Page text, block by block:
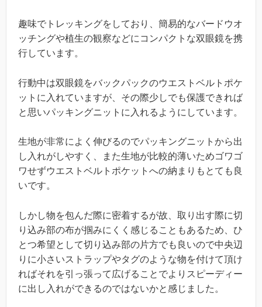
趣味でトレッキングをしており、簡易的なバードウオ
ッチングや植生の観察などにコンパクトな双眼鏡を携
行しています。
行動中は双眼鏡をバックパックのウエストベルトポケ
ットに入れていますが、その際少しでも保護できれば
と思いパッキングニットに入れるようにしています。
生地が非常によく伸びるのでパッキングニットから出
し入れがしやすく、また生地が比較的薄いためゴワゴ
ワせずウエストベルトポケットへの納まりもとても良
いです。
しかし物を包んだ際に密着するが故、取り出す際に切
り込み部の布が掴みにくく感じることもあるため、ひ
とつ希望として切り込み部の片方でも良いので中央辺
りに小さいストラップやタグのような物を付けて頂け
ればそれを引っ張って広げることでよりスピーディー
に出し入れができるのではないかと感じました。